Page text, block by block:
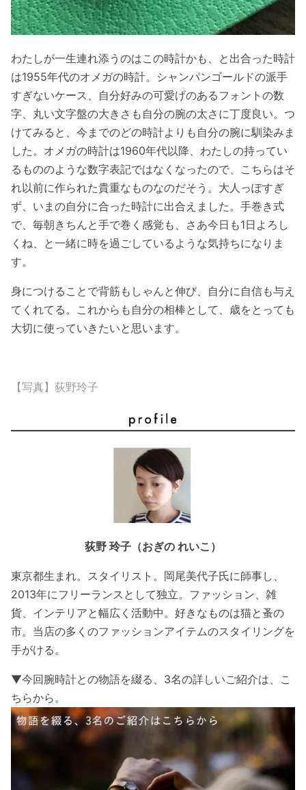
わたしが一生連れ添うのはこの時計かも、と出合った時計
は1955年代のオメガの時計。シャンパンゴールドの派手
すぎないケース、自分好みの可愛げのあるフォントの数
字、丸い文字盤の大きさも自分の腕の太さに丁度良い。つ
けてみると、今までのどの時計よりも自分の腕に馴染みま
した。オメガの時計は1960年代以降、わたしの持ってい
るもののような数字表記ではなくなったので、こちらはそ
れ以前に作られた貴重なものなのだそう。大人っぽすぎ
ず、いまの自分に合った時計に出合えました。手巻き式
で、毎朝きちんと手で巻く感覚も、さあ今日も1日よろし
くね、と一緒に時を過ごしているような気持ちになりま
す。
身につけることで背筋もしゃんと伸び、自分に自信も与え
てくれてる。これからも自分の相棒として、歳をとっても
大切に使っていきたいと思います。
【写真】荻野玲子
荻野 玲子（おぎの れいこ）
東京都生まれ。スタイリスト。岡尾美代子氏に師事し、
2013年にフリーランスとして独立。ファッション、雑
貨、インテリアと幅広く活動中。好きなものは猫と蚤の
市。当店の多くのファッションアイテムのスタイリングを
手がける。
▼今回腕時計との物語を綴る、3名の詳しいご紹介は、こ
ちらから。